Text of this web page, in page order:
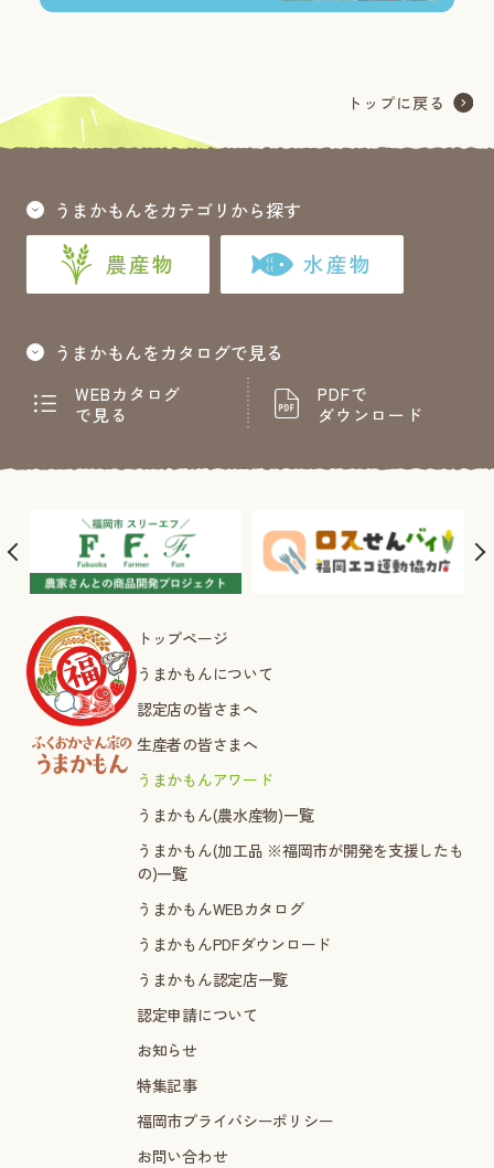
うまかもんをカテゴリから探す
農産物 水産物
うまかもんをカタログで見る
WEBカタログ
で見る
PDFで
ダウンロード
トップページ
うまかもんについて
認定店の皆さまへ
生産者の皆さまへ
うまかもんアワード
うまかもん(農水産物)一覧
うまかもん(加工品 ※福岡市が開発を支援したも
の)一覧
うまかもんWEBカタログ
うまかもんPDFダウンロード
うまかもん認定店一覧
認定申請について
お知らせ
特集記事
福岡市プライバシーポリシー
お問い合わせ